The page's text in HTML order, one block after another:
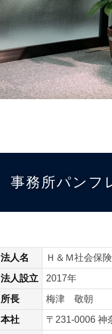
事務所パンフ
法人名 Ｈ＆Ｍ社会保
法人設立 2017年
所長 梅津 敬朝
本社 〒231-0006 神